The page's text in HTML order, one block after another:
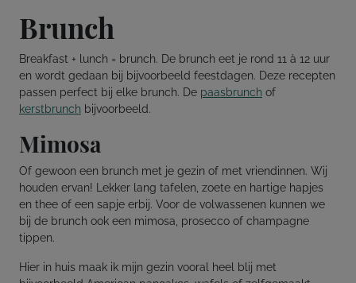
Brunch
Breakfast + lunch = brunch. De brunch eet je rond 11 à 12 uur
en wordt gedaan bij bijvoorbeeld feestdagen. Deze recepten
passen perfect bij elke brunch. De paasbrunch of
kerstbrunch bijvoorbeeld.
Mimosa
Of gewoon een brunch met je gezin of met vriendinnen. Wij
houden ervan! Lekker lang tafelen, zoete en hartige hapjes
en thee of een sapje erbij. Voor de volwassenen kunnen we
bij de brunch ook een mimosa, prosecco of champagne
tippen.
Hier in huis maak ik mijn gezin vooral heel blij met